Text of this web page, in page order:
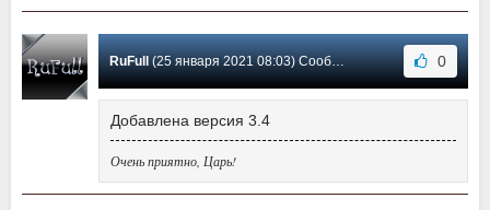
RuFull (25 января 2021 08:03) Сообщение #9 0
Добавлена версия 3.4
Очень приятно, Царь!